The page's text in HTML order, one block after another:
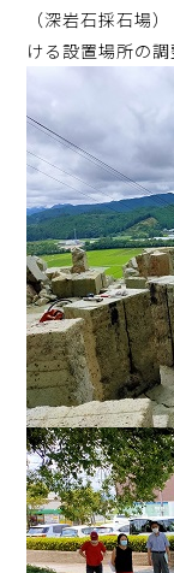
（深岩石
ける設置場所の調